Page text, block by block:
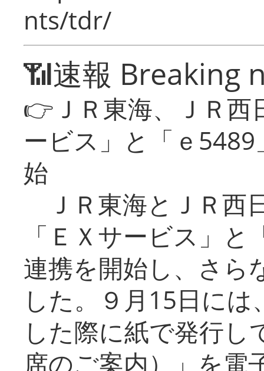
nts/tdr/
📶速報 Breaking
👉ＪＲ東海、ＪＲ
ービス」と「ｅ
始
ＪＲ東海とＪＲ西
「ＥＸサービス」
連携を開始し、さら
した。９月15日に
した際に紙で発行し
席のご案内）」を電